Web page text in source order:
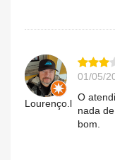
Lourenço.l
01/05/
O
nada
bom.